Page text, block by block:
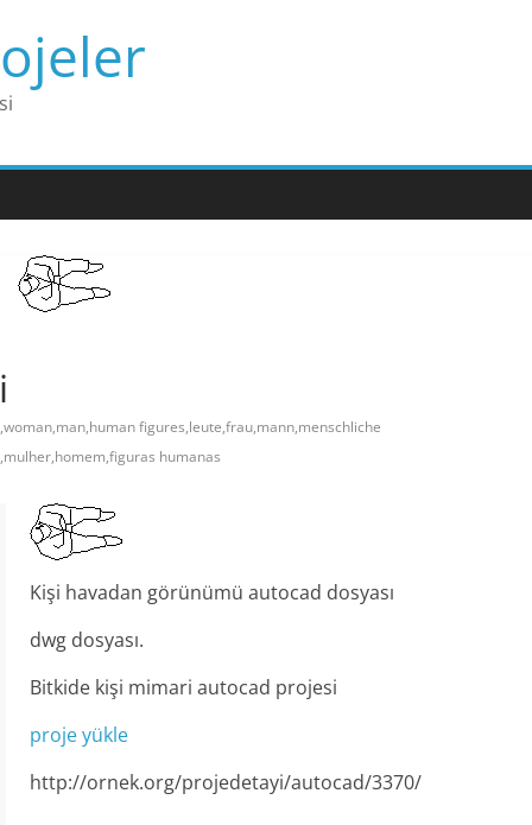
figures,leute,frau,mann,menschliche
humanas
Kişi havadan görünümü autocad dosyası
dwg dosyası.
Bitkide kişi mimari autocad projesi
proje yükle
http://ornek.org/projedetayi/autocad/3370/